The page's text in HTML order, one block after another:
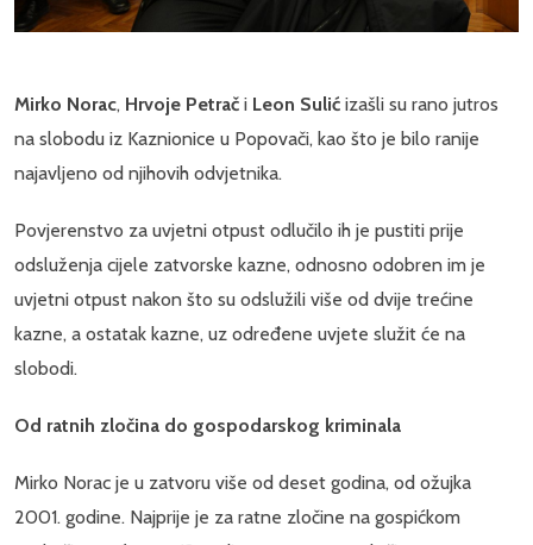
Mirko Norac, Hrvoje Petrač i Leon Sulić izašli su rano jutros
na slobodu iz Kaznionice u Popovači, kao što je bilo ranije
najavljeno od njihovih odvjetnika.
Povjerenstvo za uvjetni otpust odlučilo ih je pustiti prije
odsluženja cijele zatvorske kazne, odnosno odobren im je
uvjetni otpust nakon što su odslužili više od dvije trećine
kazne, a ostatak kazne, uz određene uvjete služit će na
slobodi.
Od ratnih zločina do gospodarskog kriminala
Mirko Norac je u zatvoru više od deset godina, od ožujka
2001. godine. Najprije je za ratne zločine na gospićkom